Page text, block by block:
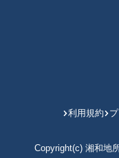
利用規約
Copyright(c) 湘和地